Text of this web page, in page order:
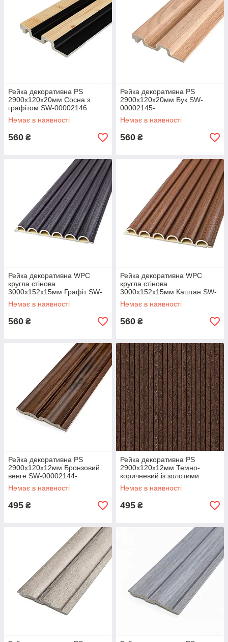
Рейка декоративна PS
2900х120х20мм Сосна з
графітом SW-00002146
Немає в наявності
560 ₴
Рейка декоративна PS
2900х120х20мм Бук SW-
00002145-
Немає в наявності
560 ₴
Рейка декоративна WPC
кругла стінова
3000х152х15мм Графіт SW-
00001873
Немає в наявності
560 ₴
Рейка декоративна WPC
кругла стінова
3000х152х15мм Каштан SW-
00001872
Немає в наявності
560 ₴
Рейка декоративна PS
2900х120х12мм Бронзовий
венге SW-00002144-
Немає в наявності
495 ₴
Рейка декоративна PS
2900х120х12мм Темно-
коричневий із золотими
вкрапленнями SW-00001737
Немає в наявності
495 ₴